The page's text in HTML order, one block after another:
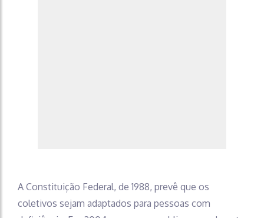
A Constituição Federal, de 1988, prevê que os
coletivos sejam adaptados para pessoas com